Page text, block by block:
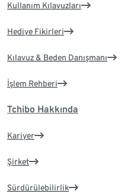
Kullanım Kılavuzları
Hediye Fikirleri
Kılavuz & Beden Danışmanı
İşlem Rehberi
Tchibo Hakkında
Kariyer
Şirket
Sürdürülebilirlik